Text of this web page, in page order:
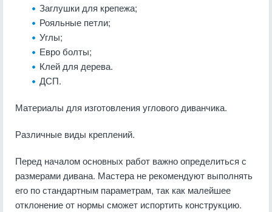
Заглушки для крепежа;
Рояльные петли;
Углы;
Евро болты;
Клей для дерева.
ДСП.
Материалы для изготовления углового диванчика.
Различные виды креплений.
Перед началом основных работ важно определиться с
размерами дивана. Мастера не рекомендуют выполнять
его по стандартным параметрам, так как малейшее
отклонение от нормы сможет испортить конструкцию.